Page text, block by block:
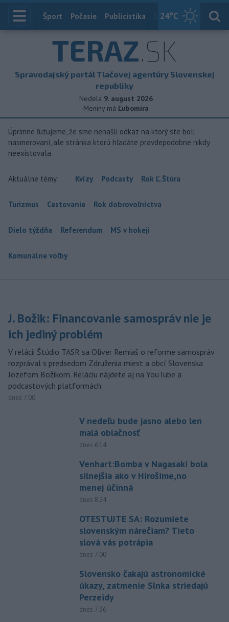
24°C
Index
Šport Počasie Publicistika Slovensko
TERAZ.SK
Spravodajský portál Tlačovej agentúry Slovenskej
republiky
Nedela 9. august 2026
Meniny má Ľubomíra
Úprimne ľutujeme, že sme nenašli odkaz na ktorý ste boli
nasmerovaní, ale stránka ktorú hľadáte pravdepodobne nikdy
neexistovala
Aktuálne témy: Kvízy Podcasty Rok Ľ.Štúra
Turizmus Cestovanie Rok dobrovoľníctva
Dielo týždňa Referendum MS v hokeji
Komunálne voľby
J. Božik: Financovanie samospráv nie je
ich jediný problém
V relácii Štúdio TASR sa Oliver Remiaš o reforme samospráv
rozprával s predsedom Združenia miest a obcí Slovenska
Jozefom Božikom. Reláciu nájdete aj na YouTube a
podcastových platformách.
dnes 7:00
V nedeľu bude jasno alebo len
malá oblačnosť
dnes 6:14
Venhart:Bomba v Nagasaki bola
silnejšia ako v Hirošime,no
menej účinná
dnes 8:24
OTESTUJTE SA: Rozumiete
slovenským nárečiam? Tieto
slová vás potrápia
dnes 7:00
Slovensko čakajú astronomické
úkazy, zatmenie Slnka striedajú
Perzeidy
dnes 7:36